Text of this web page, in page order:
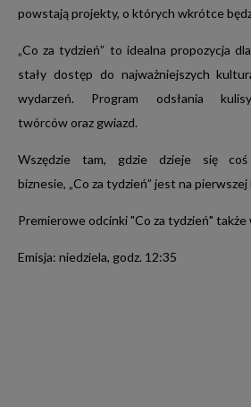
SHOW TV
Studiomed TV
CTV
SPOTY
SPONSORING
powstają projekty, o których wkrótce
„Co za tydzień” to idealna propozycja
stały dostęp do najważniejszych
wydarzeń. Program odsłania
twórców oraz gwiazd.
Wszędzie tam, gdzie dzieje się
biznesie, „Co za tydzień” jest na
Premierowe odcinki "Co za tydzień" także
Emisja: niedziela, godz. 12:35